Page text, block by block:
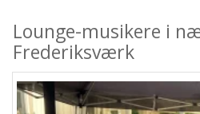
Lounge-musikere i
Frederiksværk